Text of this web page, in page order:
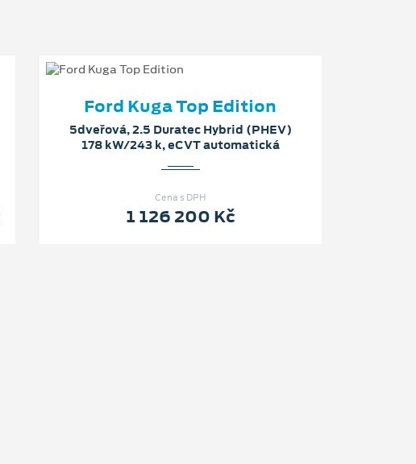
Ford Kuga Top Edition
5dveřová, 2.5 Duratec Hybrid (PHEV)
178 kW/243 k, eCVT automatická
Cena s DPH
1 126 200 Kč